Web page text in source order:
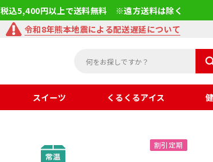
税込5,400円以上で送料無料 ※遠方送料は除く
令和8年熊本地震による配送遅延について
スイーツ くるくるアイス
割引定期